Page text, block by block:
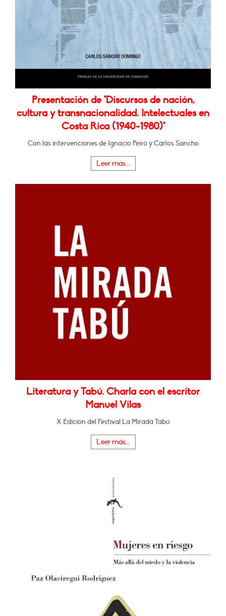
Presentación de "Discursos de nación,
cultura y transnacionalidad. Intelectuales en
Costa Rica (1940-1980)"
Con las intervenciones de Ignacio Peiró y Carlos Sancho
Leer más...
Literatura y Tabú. Charla con el escritor
Manuel Vilas
X Edición del Festival La Mirada Tabú
Leer más...